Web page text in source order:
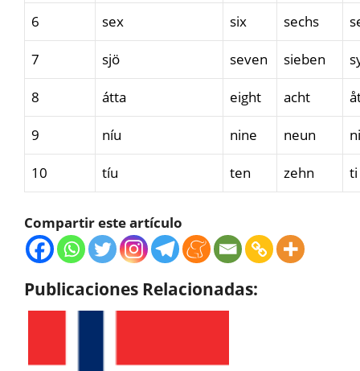
6 sex six sechs
7 sjö seven sieben
8 átta eight acht
9 níu nine neun ni
10 tíu ten zehn ti
Compartir este artículo
Publicaciones Relacionadas: